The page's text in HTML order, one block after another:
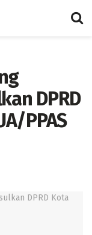
DPRD
PPAS